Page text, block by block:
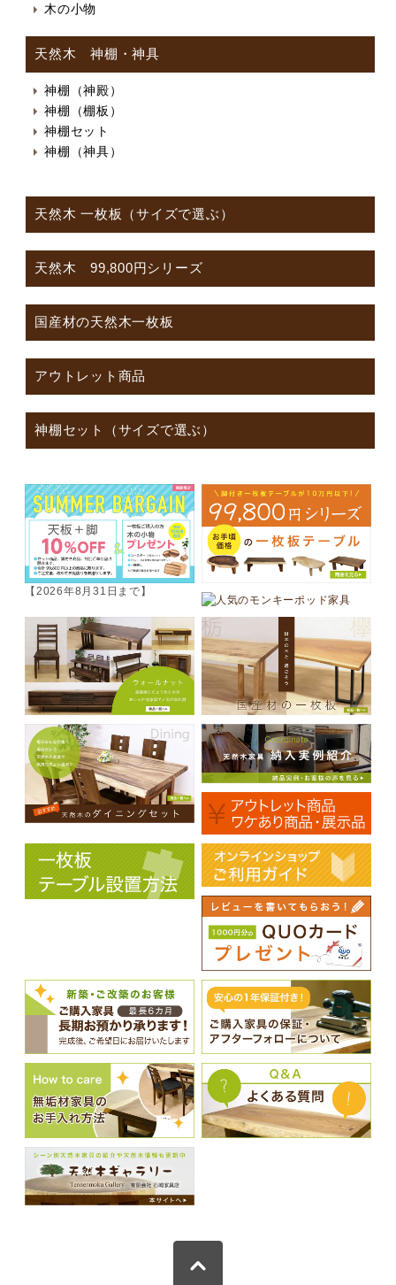
木の小物
天然木 神棚・神具
神棚（神殿）
神棚（棚板）
神棚セット
神棚（神具）
天然木 一枚板（サイズで選ぶ）
天然木 99,800円シリーズ
国産材の天然木一枚板
アウトレット商品
神棚セット（サイズで選ぶ）
【2026年8月31日まで】